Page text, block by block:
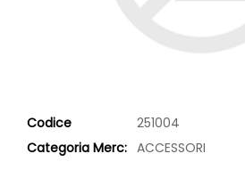
Codice
251004
Categoria Merc: ACCESSORI